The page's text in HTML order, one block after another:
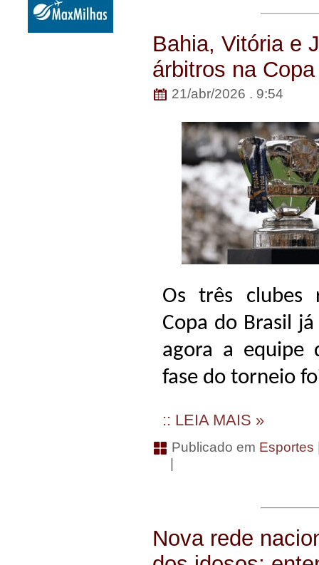
Bahia, Vitória e
árbitros na
21/abr/2026 . 9:54
Os três clubes
Copa do Brasil
agora a equipe
fase do torneio
:: LEIA MAIS »
Publicado em Esportes
Nova rede